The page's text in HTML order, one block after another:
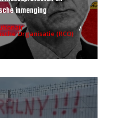
inmenging
Organisatie (RCO)